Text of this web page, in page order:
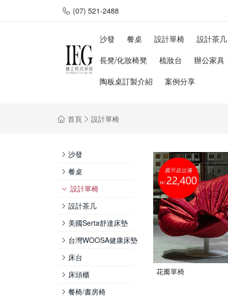
(07) 521-2488
沙發 餐桌 設計單椅 設計茶几
長凳/化妝椅凳
梳妝台 辦公家具
陶板桌訂製介紹
案例分享
首頁 設計單椅
沙發
餐桌
設計單椅
設計茶几
美國Serta舒達床墊
台灣WOOSA健康床墊
床台
床頭櫃
餐椅/書房椅
花瓣單椅